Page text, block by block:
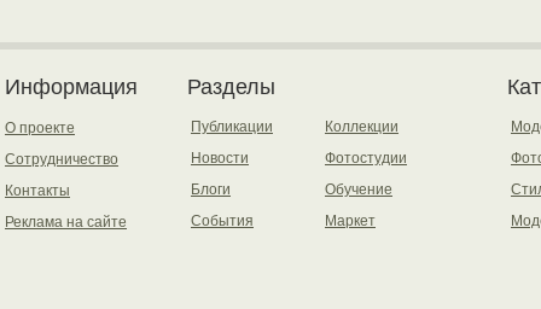
Информация
О проекте
Сотрудничество
Контакты
Реклама на сайте
Разделы
Публикации
Новости
Блоги
События
Коллекции
Фотостудии
Обучение
Маркет